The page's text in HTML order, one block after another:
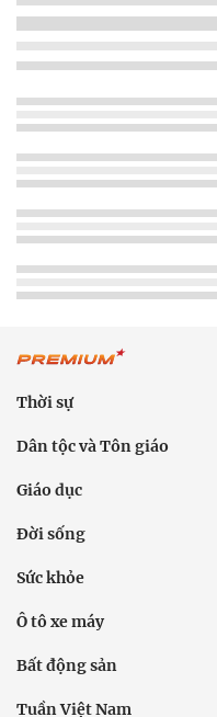
Thời sự
Dân tộc và Tôn giáo
Giáo dục
Đời sống
Sức khỏe
Ô tô xe máy
Bất động sản
Tuần Việt Nam